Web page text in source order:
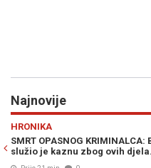
Najnovije
GASTRO
RECEPT STARI
od tikvica, i ne